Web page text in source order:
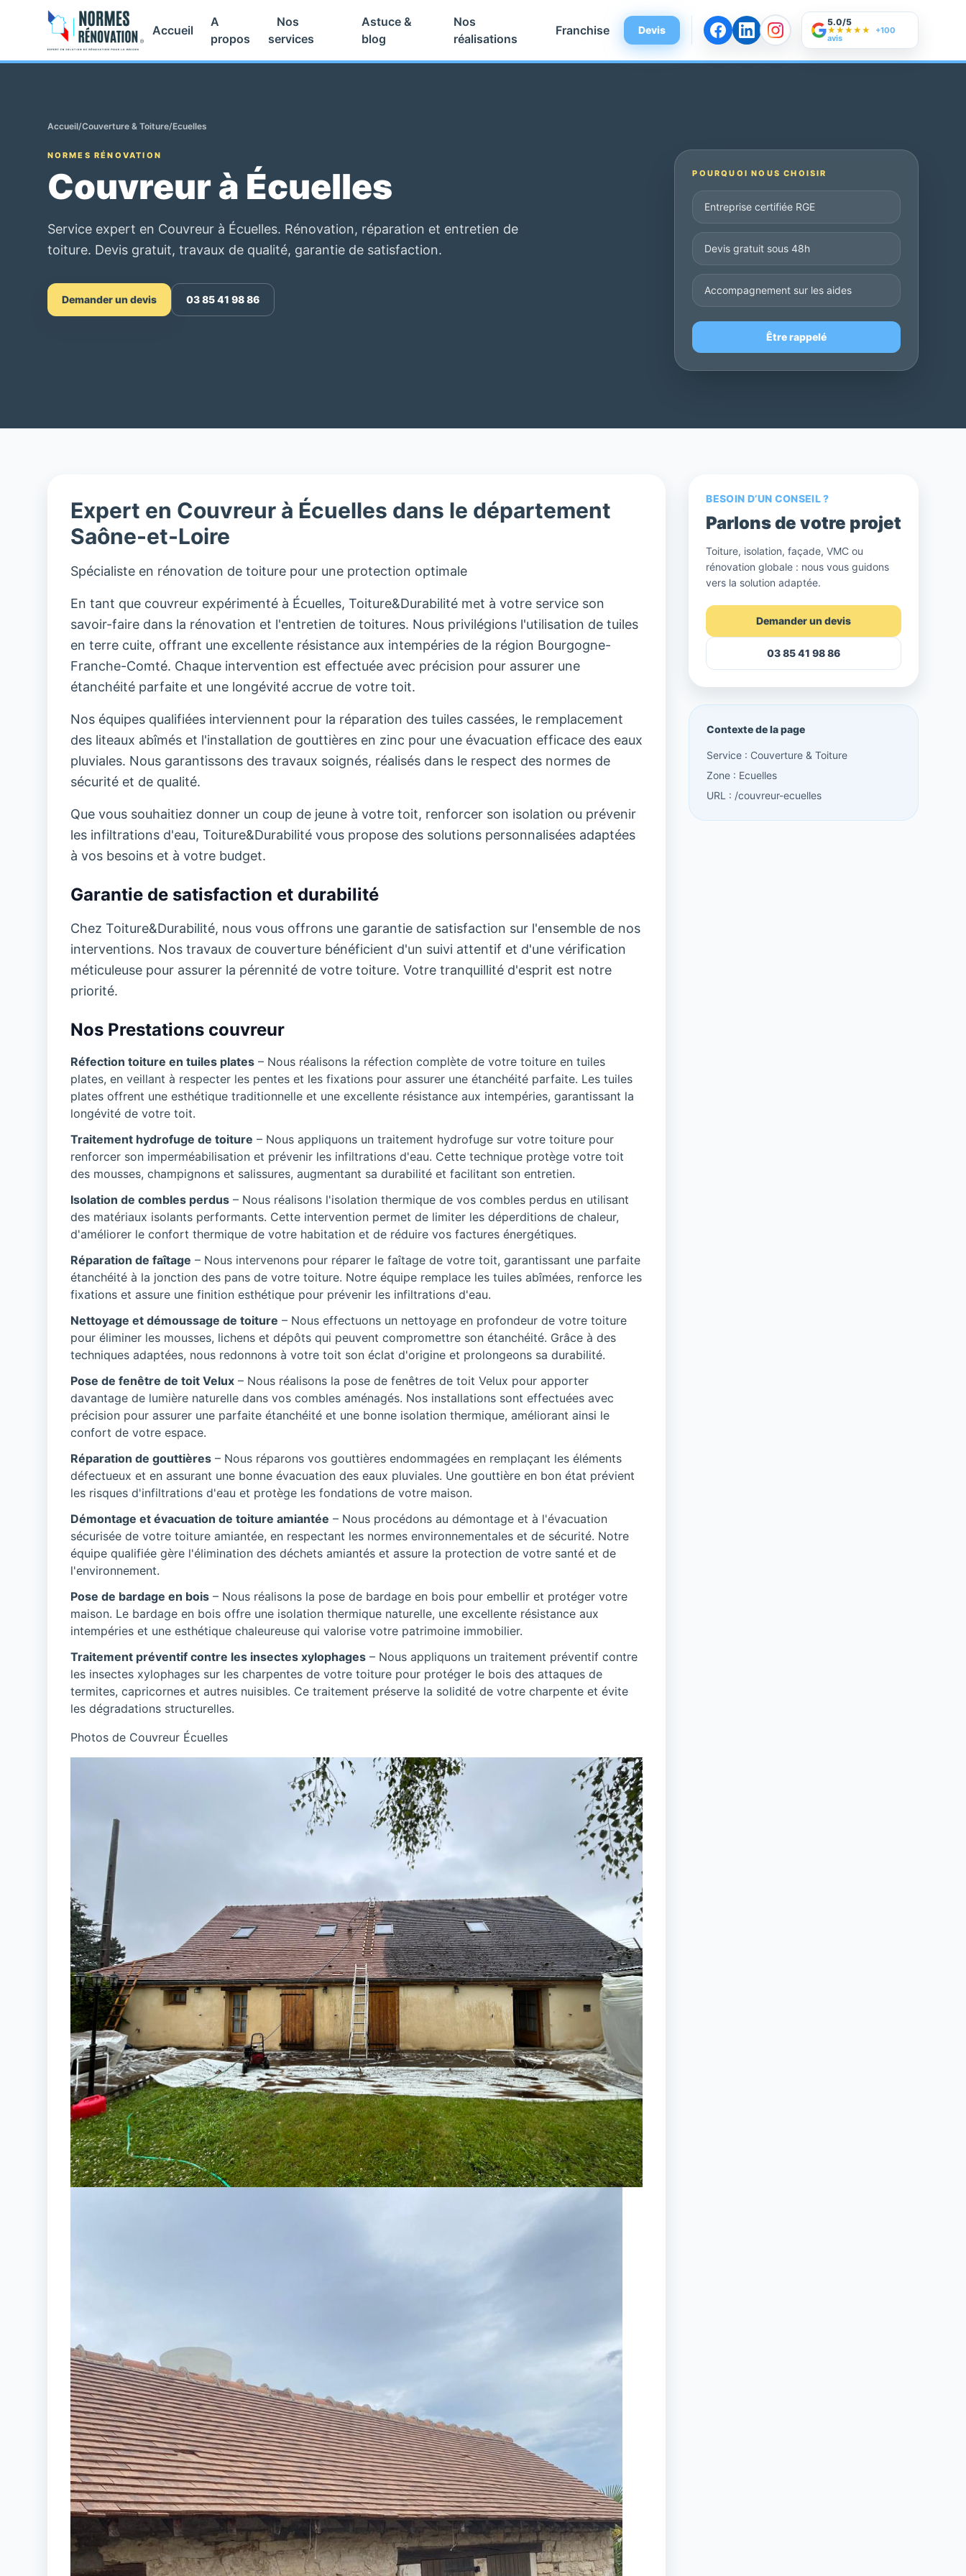
Accueil
A
propos
Nos
services
Astuce &
blog
Nos
réalisations
Franchise Devis
5.0/5
★★★★★ +100
avis
Accueil/Couverture & Toiture/Ecuelles
NORMES RÉNOVATION
Couvreur à Écuelles
Service expert en Couvreur à Écuelles. Rénovation, réparation et entretien de
toiture. Devis gratuit, travaux de qualité, garantie de satisfaction.
Demander un devis 03 85 41 98 86
POURQUOI NOUS CHOISIR
Entreprise certifiée RGE
Devis gratuit sous 48h
Accompagnement sur les aides
Être rappelé
Expert en Couvreur à Écuelles dans le département
Saône-et-Loire
Spécialiste en rénovation de toiture pour une protection optimale
En tant que couvreur expérimenté à Écuelles, Toiture&Durabilité met à votre service son
savoir-faire dans la rénovation et l'entretien de toitures. Nous privilégions l'utilisation de tuiles
en terre cuite, offrant une excellente résistance aux intempéries de la région Bourgogne-
Franche-Comté. Chaque intervention est effectuée avec précision pour assurer une
étanchéité parfaite et une longévité accrue de votre toit.
Nos équipes qualifiées interviennent pour la réparation des tuiles cassées, le remplacement
des liteaux abîmés et l'installation de gouttières en zinc pour une évacuation efficace des eaux
pluviales. Nous garantissons des travaux soignés, réalisés dans le respect des normes de
sécurité et de qualité.
Que vous souhaitiez donner un coup de jeune à votre toit, renforcer son isolation ou prévenir
les infiltrations d'eau, Toiture&Durabilité vous propose des solutions personnalisées adaptées
à vos besoins et à votre budget.
Garantie de satisfaction et durabilité
Chez Toiture&Durabilité, nous vous offrons une garantie de satisfaction sur l'ensemble de nos
interventions. Nos travaux de couverture bénéficient d'un suivi attentif et d'une vérification
méticuleuse pour assurer la pérennité de votre toiture. Votre tranquillité d'esprit est notre
priorité.
Nos Prestations couvreur
Réfection toiture en tuiles plates– Nous réalisons la réfection complète de votre toiture en tuiles
plates, en veillant à respecter les pentes et les fixations pour assurer une étanchéité parfaite. Les tuiles
plates offrent une esthétique traditionnelle et une excellente résistance aux intempéries, garantissant la
longévité de votre toit.
Traitement hydrofuge de toiture – Nous appliquons un traitement hydrofuge sur votre toiture pour
renforcer son imperméabilisation et prévenir les infiltrations d'eau. Cette technique protège votre toit
des mousses, champignons et salissures, augmentant sa durabilité et facilitant son entretien.
Isolation de combles perdus– Nous réalisons l'isolation thermique de vos combles perdus en utilisant
des matériaux isolants performants. Cette intervention permet de limiter les déperditions de chaleur,
d'améliorer le confort thermique de votre habitation et de réduire vos factures énergétiques.
Réparation de faîtage – Nous intervenons pour réparer le faîtage de votre toit, garantissant une parfaite
étanchéité à la jonction des pans de votre toiture. Notre équipe remplace les tuiles abîmées, renforce les
fixations et assure une finition esthétique pour prévenir les infiltrations d'eau.
Nettoyage et démoussage de toiture – Nous effectuons un nettoyage en profondeur de votre toiture
pour éliminer les mousses, lichens et dépôts qui peuvent compromettre son étanchéité. Grâce à des
techniques adaptées, nous redonnons à votre toit son éclat d'origine et prolongeons sa durabilité.
Pose de fenêtre de toit Velux– Nous réalisons la pose de fenêtres de toit Velux pour apporter
davantage de lumière naturelle dans vos combles aménagés. Nos installations sont effectuées avec
précision pour assurer une parfaite étanchéité et une bonne isolation thermique, améliorant ainsi le
confort de votre espace.
Réparation de gouttières– Nous réparons vos gouttières endommagées en remplaçant les éléments
défectueux et en assurant une bonne évacuation des eaux pluviales. Une gouttière en bon état prévient
les risques d'infiltrations d'eau et protège les fondations de votre maison.
Démontage et évacuation de toiture amiantée – Nous procédons au démontage et à l'évacuation
sécurisée de votre toiture amiantée, en respectant les normes environnementales et de sécurité. Notre
équipe qualifiée gère l'élimination des déchets amiantés et assure la protection de votre santé et de
l'environnement.
Pose de bardage en bois– Nous réalisons la pose de bardage en bois pour embellir et protéger votre
maison. Le bardage en bois offre une isolation thermique naturelle, une excellente résistance aux
intempéries et une esthétique chaleureuse qui valorise votre patrimoine immobilier.
Traitement préventif contre les insectes xylophages– Nous appliquons un traitement préventif contre
les insectes xylophages sur les charpentes de votre toiture pour protéger le bois des attaques de
termites, capricornes et autres nuisibles. Ce traitement préserve la solidité de votre charpente et évite
les dégradations structurelles.
Photos de Couvreur Écuelles
BESOIN D’UN CONSEIL ?
Parlons de votre projet
Toiture, isolation, façade, VMC ou
rénovation globale : nous vous guidons
vers la solution adaptée.
Demander un devis
03 85 41 98 86
Contexte de la page
Service : Couverture & Toiture
Zone : Ecuelles
URL : /couvreur-ecuelles